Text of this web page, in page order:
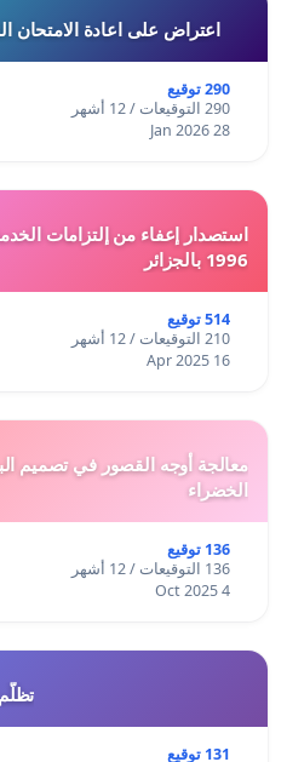
اعتراض على اعادة الامتحان
290 توقيع
290 التوقيعات / 12 أشهر
28 Jan 2026
1996 بالجزائر
514 توقيع
210 التوقيعات / 12 أشهر
16 Apr 2025
معالجة أوجه القصور في تصميم
الخضراء
136 توقيع
136 التوقيعات / 12 أشهر
4 Oct 2025
تظلّم
131 توقيع